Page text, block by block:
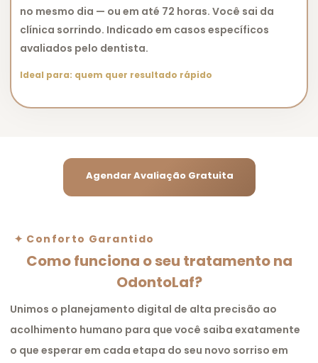
no mesmo dia — ou em até 72 horas. Você sai da
clínica sorrindo. Indicado em casos específicos
avaliados pelo dentista.
Ideal para: quem quer resultado rápido
Agendar Avaliação Gratuita
✦ Conforto Garantido
Como funciona o seu tratamento na
OdontoLaf?
Unimos o planejamento digital de alta precisão ao
acolhimento humano para que você saiba exatamente
o que esperar em cada etapa do seu novo sorriso em